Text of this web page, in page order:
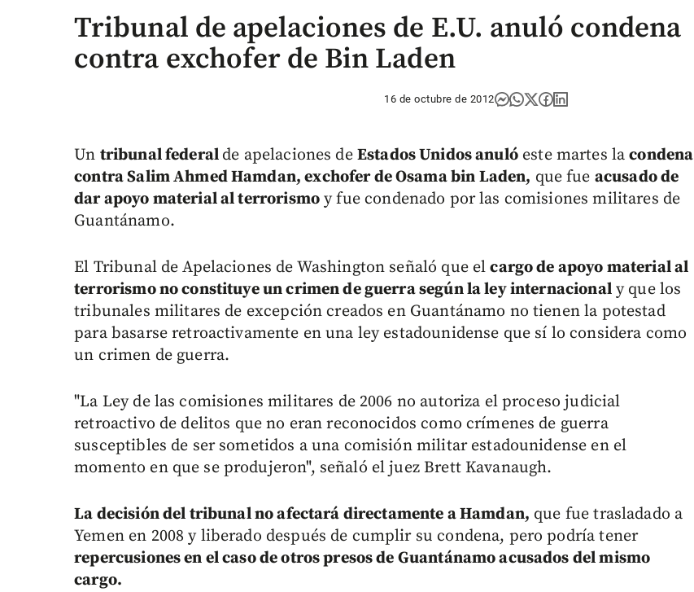
Tribunal de apelaciones de E.U. anuló condena
contra exchofer de Bin Laden
16 de octubre de 2012
Un tribunal federal de apelaciones de Estados Unidos anulóeste martes lacondena
contra Salim Ahmed Hamdan, exchofer de Osama bin Laden, que fue acusado de
dar apoyo material al terrorismo y fue condenado por las comisiones militares de
Guantánamo.
El Tribunal de Apelaciones de Washington señaló que elcargo de apoyo material al
terrorismo no constituye un crimen de guerra según la ley internacionaly que los
tribunales militares de excepción creados en Guantánamo no tienen la potestad
para basarse retroactivamente en una ley estadounidense que sí lo considera como
un crimen de guerra.
"La Ley de las comisiones militares de 2006 no autoriza el proceso judicial
retroactivo de delitos que no eran reconocidos como crímenes de guerra
susceptibles de ser sometidos a una comisión militar estadounidense en el
momento en que se produjeron", señaló el juez Brett Kavanaugh.
La decisión del tribunal no afectará directamente a Hamdan, que fue trasladado a
Yemen en 2008 y liberado después de cumplir su condena, pero podría tener
repercusiones en el caso de otros presos de Guantánamo acusados del mismo
cargo.